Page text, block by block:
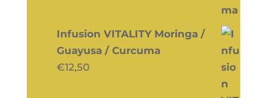
Infusion VITALITY Moringa /
Guayusa / Curcuma
€12,50